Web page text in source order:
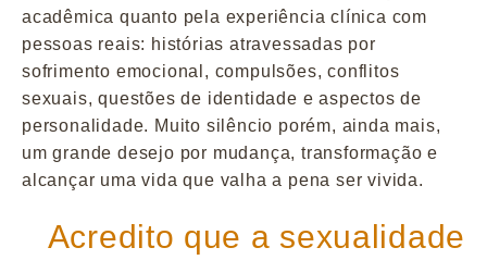
acadêmica quanto pela experiência clínica com
pessoas reais: histórias atravessadas por
sofrimento emocional, compulsões, conflitos
sexuais, questões de identidade e aspectos de
personalidade. Muito silêncio porém, ainda mais,
um grande desejo por mudança, transformação e
alcançar uma vida que valha a pena ser vivida.
Acredito que a sexualidade